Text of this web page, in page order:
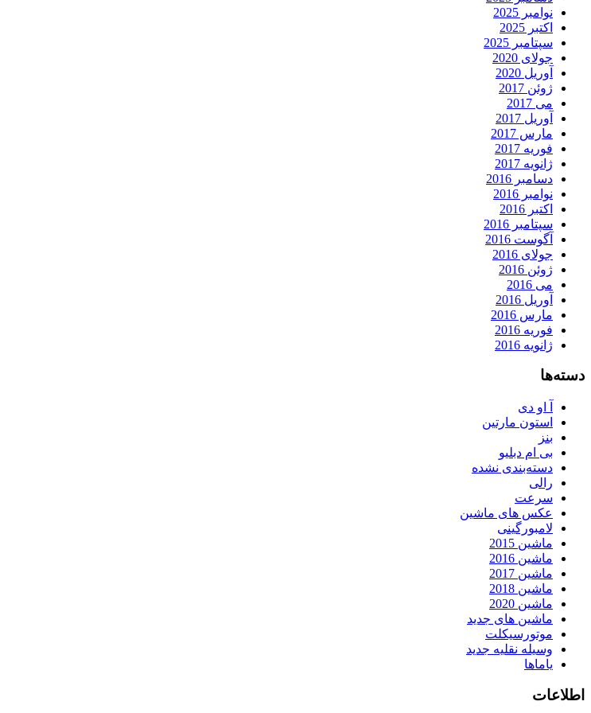
نوامبر 2025
اکتبر 2025
سپتامبر 2025
جولای 2020
آوریل 2020
ژوئن 2017
می 2017
آوریل 2017
مارس 2017
فوریه 2017
ژانویه 2017
دسامبر 2016
نوامبر 2016
اکتبر 2016
سپتامبر 2016
آگوست 2016
جولای 2016
ژوئن 2016
می 2016
آوریل 2016
مارس 2016
فوریه 2016
ژانویه 2016
دسته‌ها
آ او دی
استون مارتین
بنز
بی ام دبلیو
دسته‌بندی نشده
رالی
سرعت
عکس های ماشین
لامبورگینی
ماشین 2015
ماشین 2016
ماشین 2017
ماشین 2018
ماشین 2020
ماشین های جدید
موتورسیکلت
وسیله نقلیه جدید
یاماها
اطلاعات